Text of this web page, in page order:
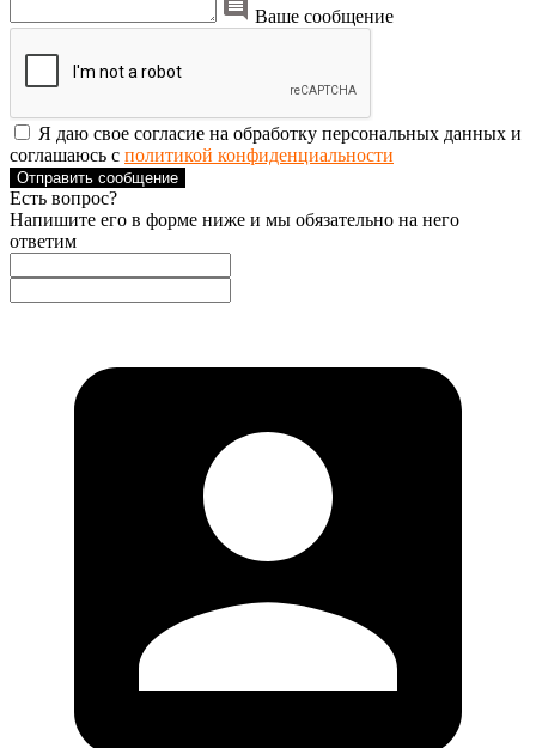
Ваше сообщение
Я даю свое согласие на обработку персональных данных и
соглашаюсь с политикой конфиденциальности
Отправить сообщение
Есть вопрос?
Напишите его в форме ниже и мы обязательно на него
ответим